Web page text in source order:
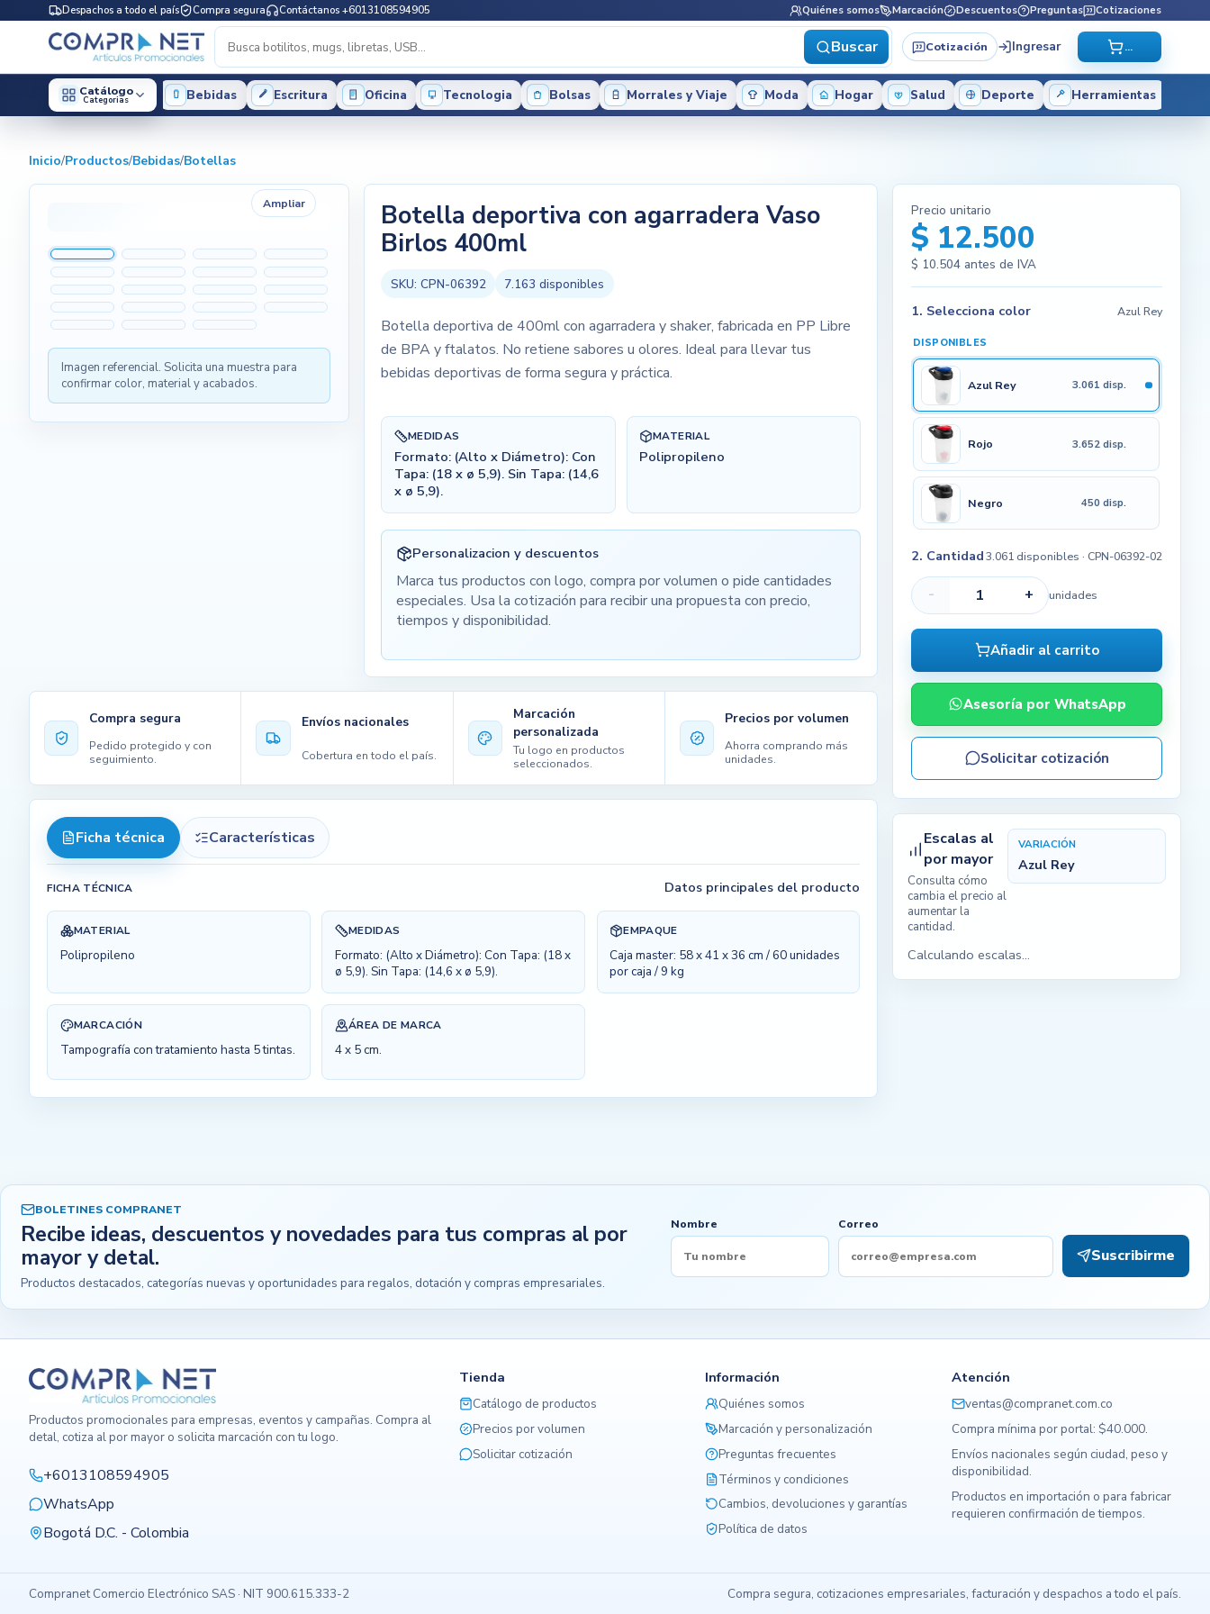
Despachos a todo el país Compra segura Contáctanos +6013108594905 Quiénes somos Marcación Descuentos Preguntas Cotizaciones
Buscar Cotización Ingresar ...
Catálogo
Categorias Bebidas Escritura Oficina Tecnologia Bolsas Morrales y Viaje Moda Hogar Salud Deporte Herramientas
Inicio/Productos/Bebidas/Botellas
Ampliar
Imagen referencial. Solicita una muestra para
confirmar color, material y acabados.
Botella deportiva con agarradera Vaso
Birlos 400ml
SKU: CPN-06392 7.163 disponibles
Botella deportiva de 400ml con agarradera y shaker, fabricada en PP Libre
de BPA y ftalatos. No retiene sabores u olores. Ideal para llevar tus
bebidas deportivas de forma segura y práctica.
MEDIDAS
Formato: (Alto x Diámetro): Con
Tapa: (18 x ø 5,9). Sin Tapa: (14,6
x ø 5,9).
MATERIAL
Polipropileno
Personalizacion y descuentos
Marca tus productos con logo, compra por volumen o pide cantidades
especiales. Usa la cotización para recibir una propuesta con precio,
tiempos y disponibilidad.
Compra segura
Pedido protegido y con
seguimiento.
Envíos nacionales
Cobertura en todo el país.
Marcación
personalizada
Tu logo en productos
seleccionados.
Precios por volumen
Ahorra comprando más
unidades.
Ficha técnica Características
FICHA TÉCNICA Datos principales del producto
MATERIAL
Polipropileno
MEDIDAS
Formato: (Alto x Diámetro): Con Tapa: (18 x
ø 5,9). Sin Tapa: (14,6 x ø 5,9).
EMPAQUE
Caja master: 58 x 41 x 36 cm / 60 unidades
por caja / 9 kg
MARCACIÓN
Tampografía con tratamiento hasta 5 tintas.
ÁREA DE MARCA
4 x 5 cm.
Precio unitario
$ 12.500
$ 10.504 antes de IVA
1. Selecciona color Azul Rey
DISPONIBLES
Azul Rey 3.061 disp.
Rojo 3.652 disp.
Negro 450 disp.
2. Cantidad3.061 disponibles · CPN-06392-02
- + unidades
Añadir al carrito
Asesoría por WhatsApp
Solicitar cotización
Escalas al
por mayor
Consulta cómo
cambia el precio al
aumentar la
cantidad.
VARIACIÓN
Azul Rey
Calculando escalas...
BOLETINES COMPRANET
Recibe ideas, descuentos y novedades para tus compras al por
mayor y detal.
Productos destacados, categorías nuevas y oportunidades para regalos, dotación y compras empresariales.
Nombre Correo
Suscribirme
Productos promocionales para empresas, eventos y campañas. Compra al
detal, cotiza al por mayor o solicita marcación con tu logo.
+6013108594905
WhatsApp
Bogotá D.C. - Colombia
Tienda
Catálogo de productos
Precios por volumen
Solicitar cotización
Información
Quiénes somos
Marcación y personalización
Preguntas frecuentes
Términos y condiciones
Cambios, devoluciones y garantías
Política de datos
Atención
ventas@compranet.com.co
Compra mínima por portal: $40.000.
Envíos nacionales según ciudad, peso y
disponibilidad.
Productos en importación o para fabricar
requieren confirmación de tiempos.
Compranet Comercio Electrónico SAS · NIT 900.615.333-2 Compra segura, cotizaciones empresariales, facturación y despachos a todo el país.